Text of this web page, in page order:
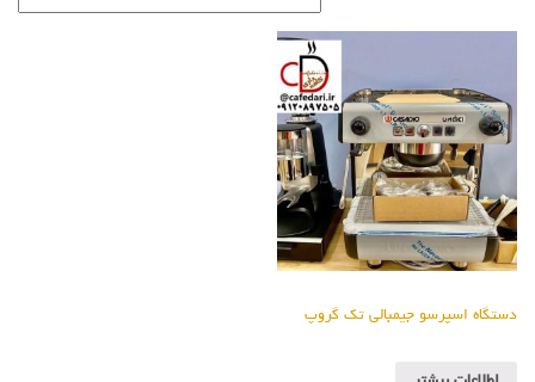
دستگاه اسپرسو جیمبالی تک گروپ